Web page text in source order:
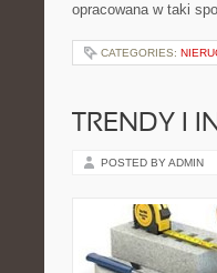
opracowana w taki
CATEGORIES:
TRENDY I
POSTED BY ADMIN